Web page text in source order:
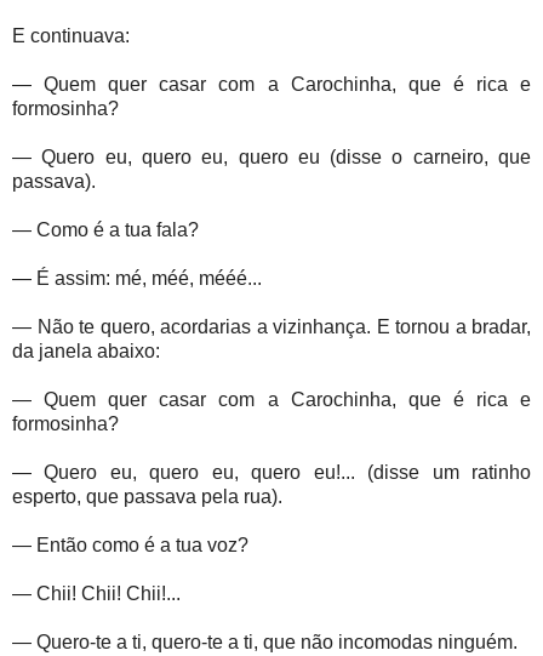
E continuava:
— Quem quer casar com a Carochinha, que é rica e
formosinha?
— Quero eu, quero eu, quero eu (disse o carneiro, que
passava).
— Como é a tua fala?
— É assim: mé, méé, mééé...
— Não te quero, acordarias a vizinhança. E tornou a bradar,
da janela abaixo:
— Quem quer casar com a Carochinha, que é rica e
formosinha?
— Quero eu, quero eu, quero eu!... (disse um ratinho
esperto, que passava pela rua).
— Então como é a tua voz?
— Chii! Chii! Chii!...
— Quero-te a ti, quero-te a ti, que não incomodas ninguém.